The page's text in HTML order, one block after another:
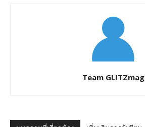
Team GLITZmag